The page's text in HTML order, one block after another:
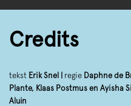
Credits
tekst Erik Snel | regie Daphne de
Plante, Klaas Postmus en Ayisha
Aluin